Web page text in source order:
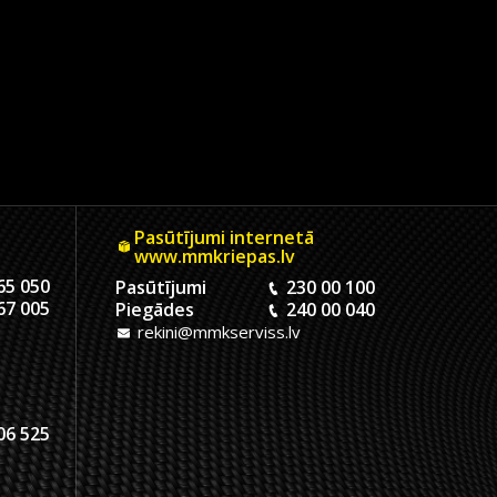
050
005
525
Pasūtījumi internetā
www.mmkriepas.lv
Pasūtījumi
230 00 100
Piegādes
240 00 040
rekini@mmkserviss.lv